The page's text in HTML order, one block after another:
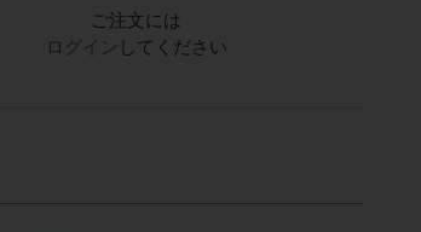
ご注文には
ログイン してください